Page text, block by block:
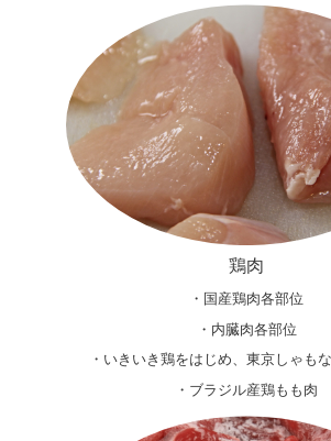
鶏肉
・国産鶏肉各部位
・内臓肉各部位
・いきいき鶏をはじめ、東京しゃも
・ブラジル産鶏もも肉